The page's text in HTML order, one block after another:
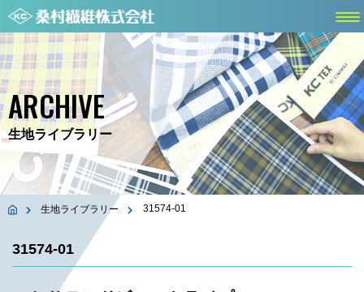
ARCHIVE
生地ライブラリー
生地ライブラリー 31574-01
31574-01